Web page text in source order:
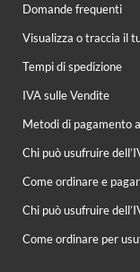
Domande frequenti
Visualizza o traccia il
Tempi di spedizione
IVA sulle Vendite
Metodi di pagamento
Chi può usufruire
Come ordinare e
Chi può usufruire
Come ordinare per